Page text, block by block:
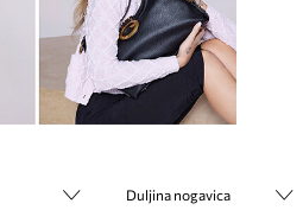
Duljina nogavica